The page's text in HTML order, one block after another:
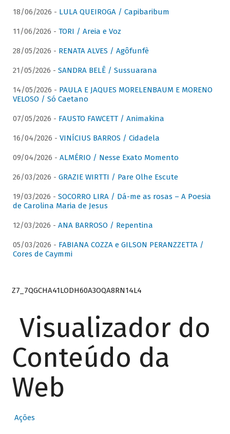
18/06/2026 - LULA QUEIROGA / Capibaribum
11/06/2026 - TORI / Areia e Voz
28/05/2026 - RENATA ALVES / Agôfunfè
21/05/2026 - SANDRA BELÊ / Sussuarana
14/05/2026 - PAULA E JAQUES MORELENBAUM E MORENO
VELOSO / Só Caetano
07/05/2026 - FAUSTO FAWCETT / Animakina
16/04/2026 - VINÍCIUS BARROS / Cidadela
09/04/2026 - ALMÉRIO / Nesse Exato Momento
26/03/2026 - GRAZIE WIRTTI / Pare Olhe Escute
19/03/2026 - SOCORRO LIRA / Dá-me as rosas – A Poesia
de Carolina Maria de Jesus
12/03/2026 - ANA BARROSO / Repentina
05/03/2026 - FABIANA COZZA e GILSON PERANZZETTA /
Cores de Caymmi
Z7_7QGCHA41LODH60A3OQA8RN14L4
Visualizador do
Conteúdo da
Web
Ações